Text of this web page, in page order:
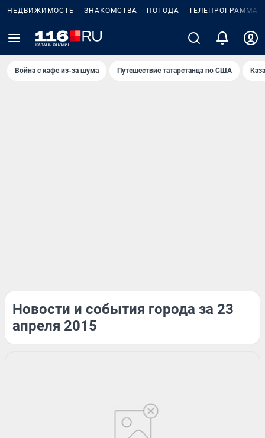
НЕДВИЖИМОСТЬ ЗНАКОМСТВА ПОГОДА ТЕЛЕПРОГРАММА
Война с кафе из-за шума Путешествие татарстанца по США
Новости и события города за 23
апреля 2015